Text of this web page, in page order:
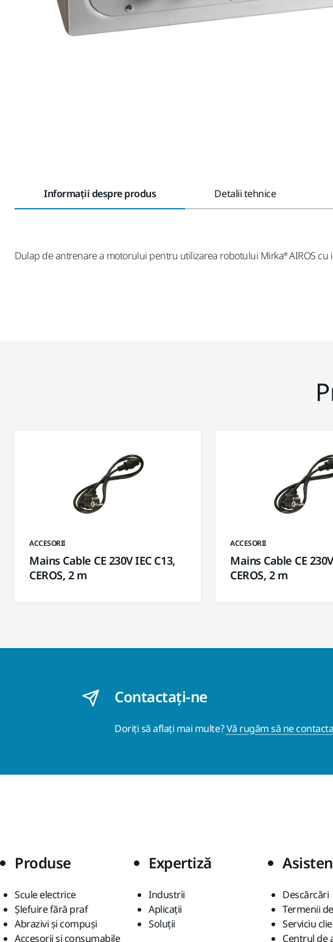
Informații despre produs Detalii tehnice
Dulap de antrenare a motorului pentru utilizarea robotului Mirka® AIROS
ACCESORII
Mains Cable CE 230V IEC C13,
CEROS, 2 m
ACCESORII
Mains Cable CE
CEROS, 2 m
Contactaţi-ne
Doriți să aflați mai multe?Vă rugăm să ne
Produse
Scule electrice
Șlefuire fără praf
Abrazivi și compuși
Accesorii și consumabile
Expertiză
Industrii
Aplicații
Soluții
Descărcări
Termenii
Serviciu
Centrul de